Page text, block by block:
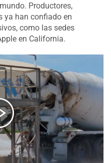
Productores,
ya han confiado en
como las sedes
en California.